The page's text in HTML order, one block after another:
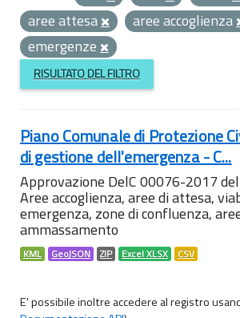
aree attesa
aree accoglienza
emergenze
RISULTATO DEL FILTRO
Piano Comunale di Protezione
di gestione dell'emergenza - C...
Approvazione DelC 00076-2017
Aree accoglienza, aree di attesa,
emergenza, zone di confluenza,
ammassamento
KML GeoJSON ZIP Excel XLSX CSV
E' possibile inoltre accedere al registro